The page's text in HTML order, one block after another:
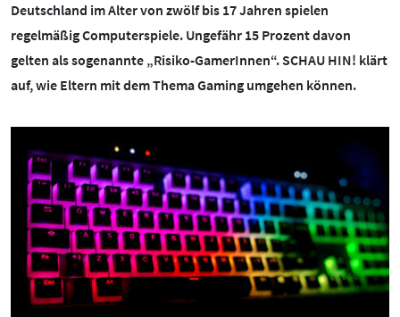
Deutschland im Alter von zwölf bis 17 Jahren spielen
regelmäßig Computerspiele. Ungefähr 15 Prozent davon
gelten als sogenannte „Risiko-GamerInnen“. SCHAU HIN! klärt
auf, wie Eltern mit dem Thema Gaming umgehen können.
BOTSCHAFTERINNEN
IMPRESSUM
BARRIEREFREIHEIT
MEDIENCOACHES
MATERIALIEN
NEWSLETTER
WEITERE THEMEN:
Datenschutz
Cybergrooming
Cybermobbing
Instagram
Kinderrechte
Konsolen & PC